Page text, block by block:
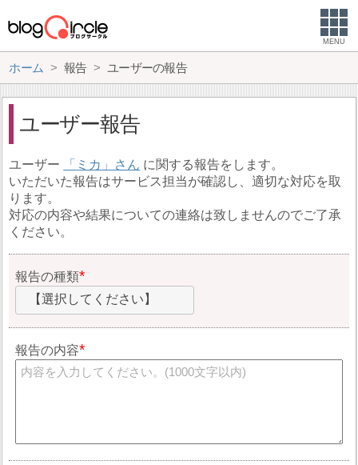
MENU
ホーム 報告 ユーザーの報告
ユーザー報告
ユーザー ミカ
に関する報告をします。
いただいた報告はサービス担当が確認し、適切な対応を取
ります。
対応の内容や結果についての連絡は致しませんのでご了承
ください。
報告の種類
【選択してください】
報告の内容